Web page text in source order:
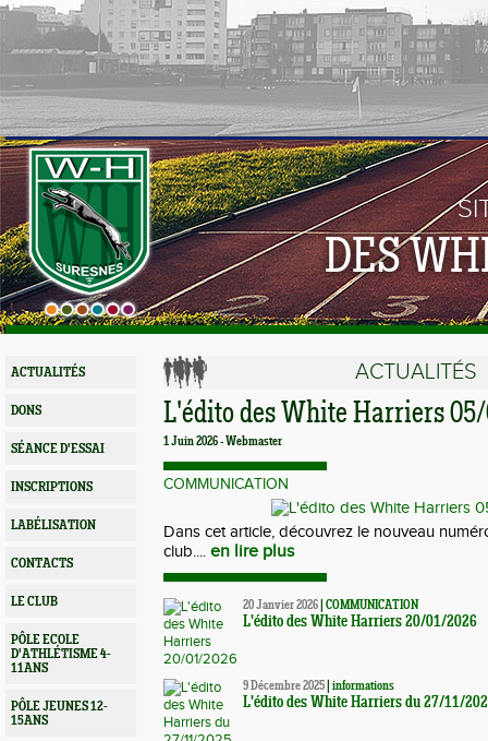
DES
ACTUALITÉS
DONS
SÉANCE D'ESSAI
INSCRIPTIONS
LABÉLISATION
CONTACTS
LE CLUB
PÔLE ECOLE
D'ATHLÉTISME 4-
11ANS
PÔLE JEUNES 12-
15ANS
ACTUALITÉS
L'édito des White Harriers
1 Juin 2026 - Webmaster
COMMUNICATION
Dans cet article, découvrez le nouveau
club.... en lire plus
20 Janvier 2026 COMMUNICATION
L'édito des White Harriers 20/01/2026
9 Décembre 2025 informations
L'édito des White Harriers du 27/11/